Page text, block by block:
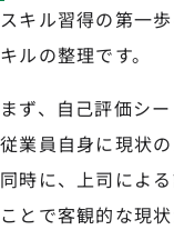
スキル習得の第一
キルの整理です。
まず、自己評価シ
従業員自身に現状
同時に、上司によ
ことで客観的な現状